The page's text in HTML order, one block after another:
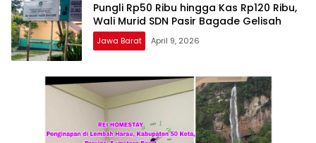
Pungli Rp50 Ribu hingga Kas Rp120 Ribu,
Wali Murid SDN Pasir Bagade Gelisah
Jawa Barat April 9, 2026